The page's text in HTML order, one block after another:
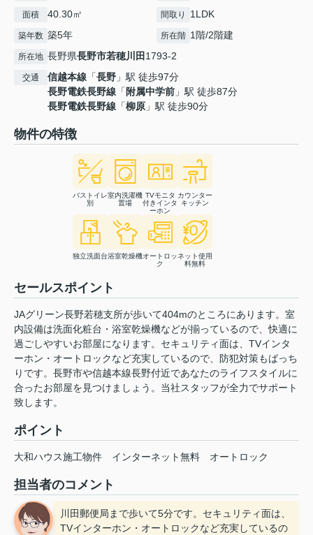
面積 40.30㎡ 間取り 1LDK
築年数 築5年 所在階 1階/2階建
所在地 長野県長野市若穂川田 1793-2
交通 信越本線 「長野 」駅 徒歩97分
長野電鉄長野線 「 附属中学前 」駅 徒歩87分
長野電鉄長野線 「柳原 」駅 徒歩90分
物件の特徴
バストイレ
別
室内洗濯機
置場
TVモニタ
付きインタ
ーホン
カウンター
キッチン
独立洗面台浴室乾燥機オートロッ
ク
ネット使用
料無料
セールスポイント
JAグリーン長野若穂支所が歩いて404mのところにあります。室
内設備は洗面化粧台・浴室乾燥機などが揃っているので、快適に
過ごしやすいお部屋になります。セキュリティ面は、TVインタ
ーホン・オートロックなど充実しているので、防犯対策もばっち
りです。長野市や信越本線長野付近であなたのライフスタイルに
合ったお部屋を見つけましょう。当社スタッフが全力でサポート
致します。
ポイント
大和ハウス施工物件 インターネット無料 オートロック
担当者のコメント
川田郵便局まで歩いて5分です。セキュリティ面は、
TVインターホン・オートロックなど充実しているの